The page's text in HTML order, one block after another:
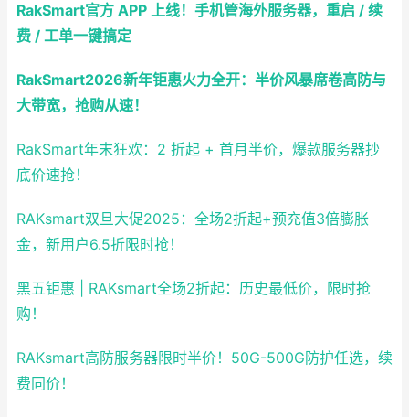
RakSmart官方 APP 上线！手机管海外服务器，重启 / 续
费 / 工单一键搞定
RakSmart2026新年钜惠火力全开：半价风暴席卷高防与
大带宽，抢购从速！
RakSmart年末狂欢：2 折起 + 首月半价，爆款服务器抄
底价速抢！
RAKsmart双旦大促2025：全场2折起+预充值3倍膨胀
金，新用户6.5折限时抢！
黑五钜惠 | RAKsmart全场2折起：历史最低价，限时抢
购！
RAKsmart高防服务器限时半价！50G-500G防护任选，续
费同价！